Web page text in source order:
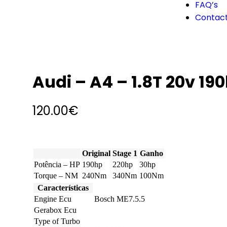
FAQ’s
Audi – A4 – 1.8T 20v
120.00€
Original Stage 1 Ganho
Potência – HP 190hp 220hp
30hp
Torque – NM 240Nm 340Nm 100Nm
Características
Engine Ecu
Bosch ME7.5.5
Gerabox Ecu
Type of Turbo